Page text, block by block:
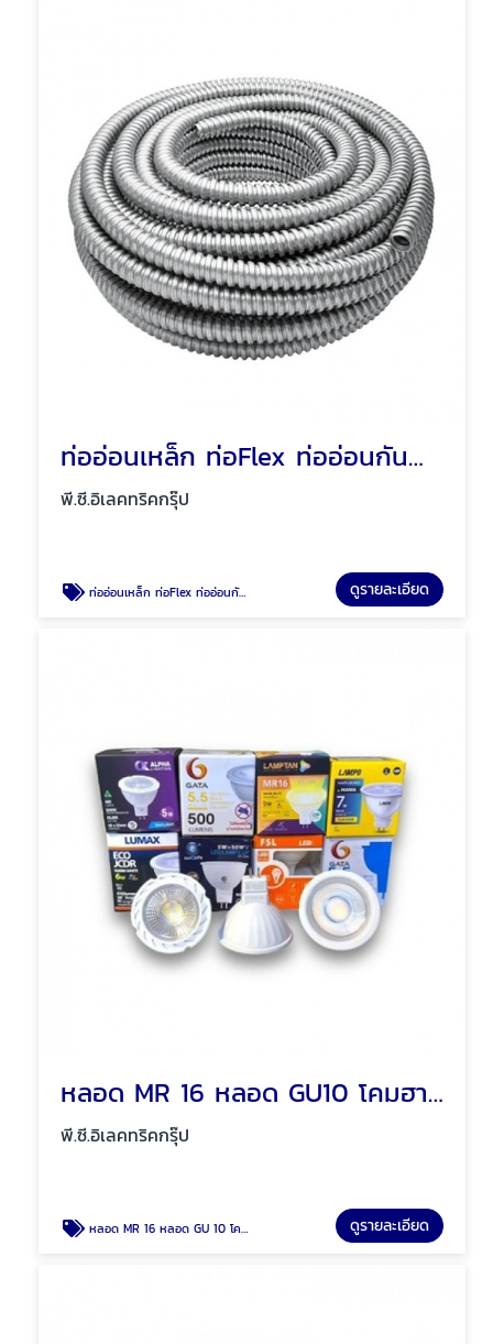
ท่ออ่อนเหล็ก ท่อFlex ท่ออ่อนกันน้ำสีเทา พัทยา ชลบุรี
พี.ซี.อิเลคทริคกรุ๊ป
ท่ออ่อนเหล็ก ท่อFlex ท่ออ่อนกันน้ำสีเทา พัทยา ชลบุรี ดูรายละเอียด
หลอด MR 16 หลอด GU10 โคมฮาโลเจน พัทยา ชลบุรี
พี.ซี.อิเลคทริคกรุ๊ป
หลอด MR 16 หลอด GU 10 โคมฮาโลเจน พัทยา ชลบุรี ดูรายละเอียด